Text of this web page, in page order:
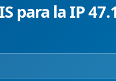
para la IP